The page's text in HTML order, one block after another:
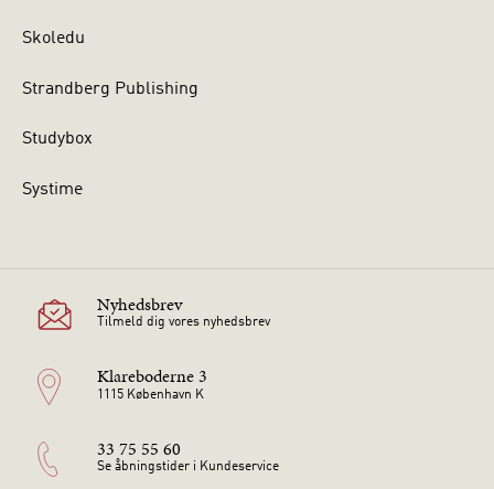
Skoledu
Strandberg Publishing
Studybox
Systime
Nyhedsbrev
Tilmeld dig vores nyhedsbrev
Klareboderne 3
1115 København K
33 75 55 60
Se åbningstider i Kundeservice